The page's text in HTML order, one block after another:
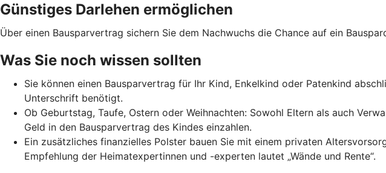
Günstiges Darlehen ermöglichen
Über einen Bausparvertrag sichern Sie dem Nachwuchs die Chance auf ein
Was Sie noch wissen sollten
Sie können einen Bausparvertrag für Ihr Kind, Enkelkind oder Patenkind
Unterschrift benötigt.
Ob Geburtstag, Taufe, Ostern oder Weihnachten: Sowohl Eltern als auch
Geld in den Bausparvertrag des Kindes einzahlen.
Ein zusätzliches finanzielles Polster bauen Sie mit einem privaten
Empfehlung der Heimatexpertinnen und -experten lautet „Wände und Rente“.